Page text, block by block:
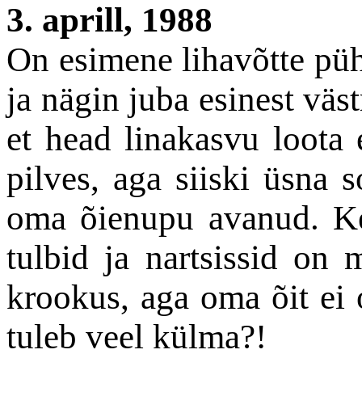
3. aprill, 1988
On esimene lihavõtte
ja nägin juba esinest
et head linakasvu
pilves, aga siiski üsna
oma õienupu avanud.
tulbid ja nartsissid on
krookus, aga oma õit
tuleb veel külma?!